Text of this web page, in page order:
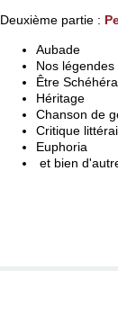
Deuxième partie :
Aubade
Nos légendes
Être
Héritage
Chanson de
Critique
Euphoria
et bien